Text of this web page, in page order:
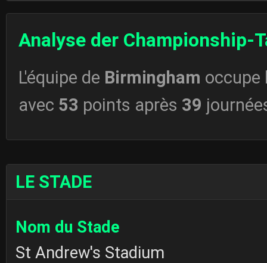
Analyse der Championship-
L'équipe de Birmingham
avec 53 points après 39
LE STADE
Nom du Stade
St Andrew's Stadium